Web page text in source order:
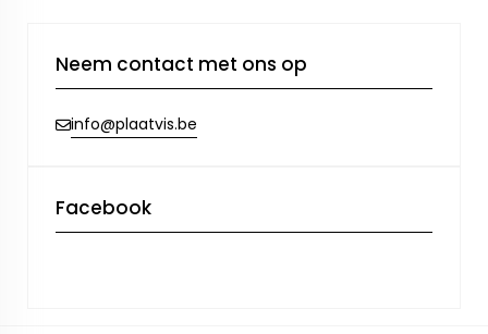
Neem contact met ons op
info@plaatvis.be
Facebook